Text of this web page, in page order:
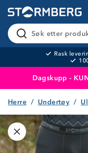
Søk etter
Rask
Dagskupp -
Produktet
Herre Undertøy